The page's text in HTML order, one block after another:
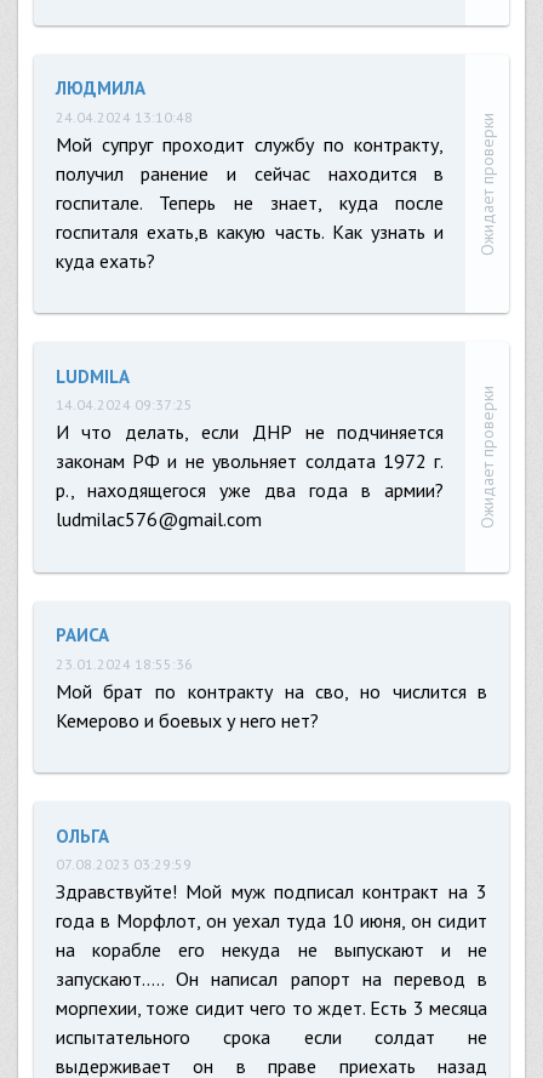
ЛЮДМИЛА
24.04.2024 13:10:48
Мой супруг проходит службу по контракту,
получил ранение и сейчас находится в
госпитале. Теперь не знает, куда после
госпиталя ехать,в какую часть. Как узнать и
куда ехать?
Ожидает проверки
LUDMILA
14.04.2024 09:37:25
И что делать, если ДНР не подчиняется
законам РФ и не увольняет солдата 1972 г.
р., находящегося уже два года в армии?
ludmilac576@gmail.com
Ожидает проверки
РАИСА
23.01.2024 18:55:36
Мой брат по контракту на сво, но числится в
Кемерово и боевых у него нет?
ОЛЬГА
07.08.2023 03:29:59
Здравствуйте! Мой муж подписал контракт на 3
года в Морфлот, он уехал туда 10 июня, он сидит
на корабле его некуда не выпускают и не
запускают..... Он написал рапорт на перевод в
морпехии, тоже сидит чего то ждет. Есть 3 месяца
испытательного срока если солдат не
выдерживает он в праве приехать назад